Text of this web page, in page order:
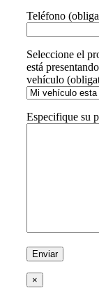
Teléfono
Seleccione el
está
vehículo
Especifique su
×